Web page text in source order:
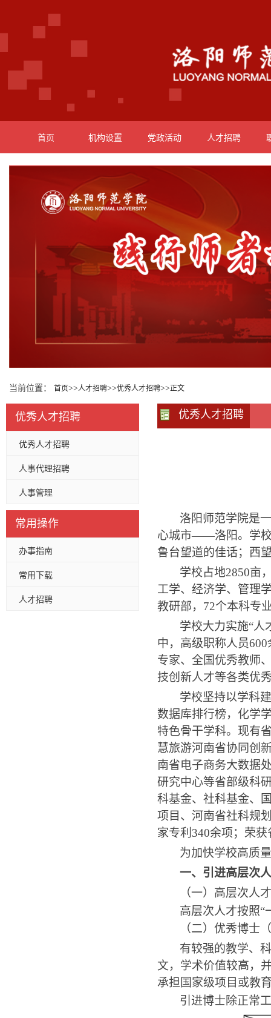
首页 机构设置 党政活动 人才招聘
当前位置： 首页>>人才招聘>>优秀人才招聘>>正文
优秀人才招聘
优秀人才招聘
人事代理招聘
人事管理
常用操作
办事指南
常用下载
人才招聘
优秀人才招聘
洛阳师范学院是
心城市——洛阳。学
鲁台望道的佳话；西
学校占地2850亩
工学、经济学、管理
教研部， 72个本科专
学校大力实施“人
中，高级职称人员600
专家、全国优秀教师
技创新人才等各类优
学校坚持以学科
数据库排行榜，化学
特色骨干学科。现有
慧旅游河南省协同创
南省电子商务大数据
研究中心等省部级科
科基金、社科基金、
项目、河南省社科规
家专利 340余项；荣获
为加快学校高质
一、引进高层次
（一）高层次人才
高层次人才按照“
（二）优秀博士
有较强的教学、
文，学术价值较高，
承担国家级项目或教
引进博士除正常